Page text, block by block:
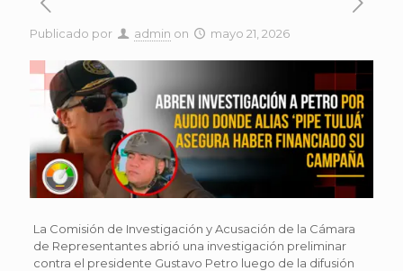
Publicado por admin on mayo 21, 2026
La Comisión de Investigación y Acusación de la Cámara
de Representantes abrió una investigación preliminar
contra el presidente Gustavo Petro luego de la difusión